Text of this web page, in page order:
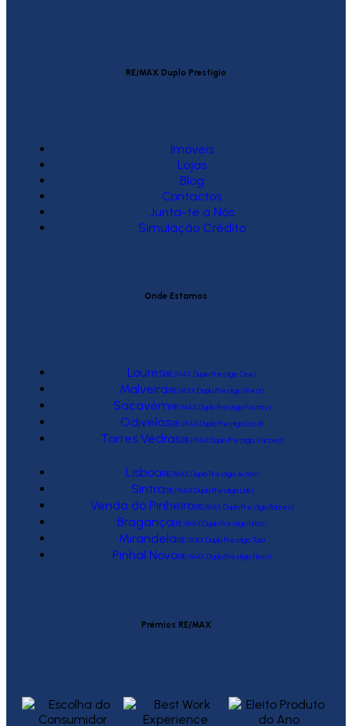
RE/MAX Duplo Prestígio
Imóveis
Lojas
Blog
Contactos
Junta-te a Nós
Simulação Crédito
Onde Estamos
Loures(RE/MAX Duplo Prestígio One)
Malveira(RE/MAX Duplo Prestígio West)
Sacavém(RE/MAX Duplo Prestígio Factory)
Odivelas(RE/MAX Duplo Prestígio Local)
Torres Vedras(RE/MAX Duplo Prestígio Várzea)
Lisboa(RE/MAX Duplo Prestígio Action)
Sintra(RE/MAX Duplo Prestígio Link)
Venda do Pinheiro(RE/MAX Duplo Prestígio Raízes)
Bragança(RE/MAX Duplo Prestígio Urbis)
Mirandela(RE/MAX Duplo Prestígio Tua)
Pinhal Novo(RE/MAX Duplo Prestígio Novo)
Prémios RE/MAX